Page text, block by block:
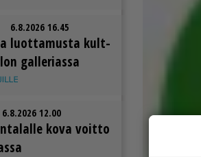
6.8.2026 16.45
luot­ta­mus­ta kult­
gal­le­ri­as­sa
6.8.2026 12.00
kova voit­to